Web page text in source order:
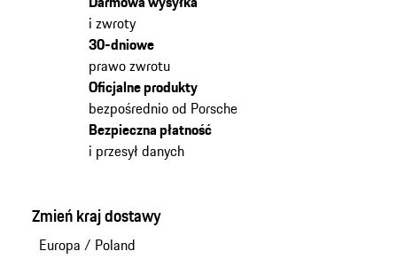
i zwroty
30-dniowe
prawo zwrotu
Oficjalne produkty
bezpośrednio od Porsche
Bezpieczna płatność
i przesył danych
Zmień kraj dostawy
Europa / Poland